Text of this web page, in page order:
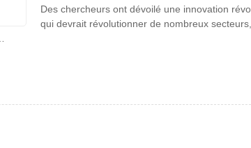
technologique
Des chercheurs ont dévoilé une innovation
qui devrait révolutionner de nombreux